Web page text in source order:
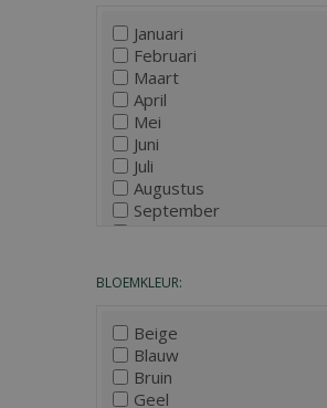
Januari
Februari
Maart
April
Mei
Juni
Juli
Augustus
September
December
BLOEMKLEUR:
Beige
Blauw
Bruin
Geel